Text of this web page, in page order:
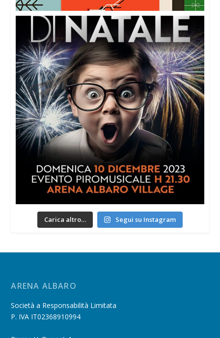
Carica altro… Segui su Instagram
ARENA ALBARO
Società a Responsabilità Limitata
P. IVA IT02368910994